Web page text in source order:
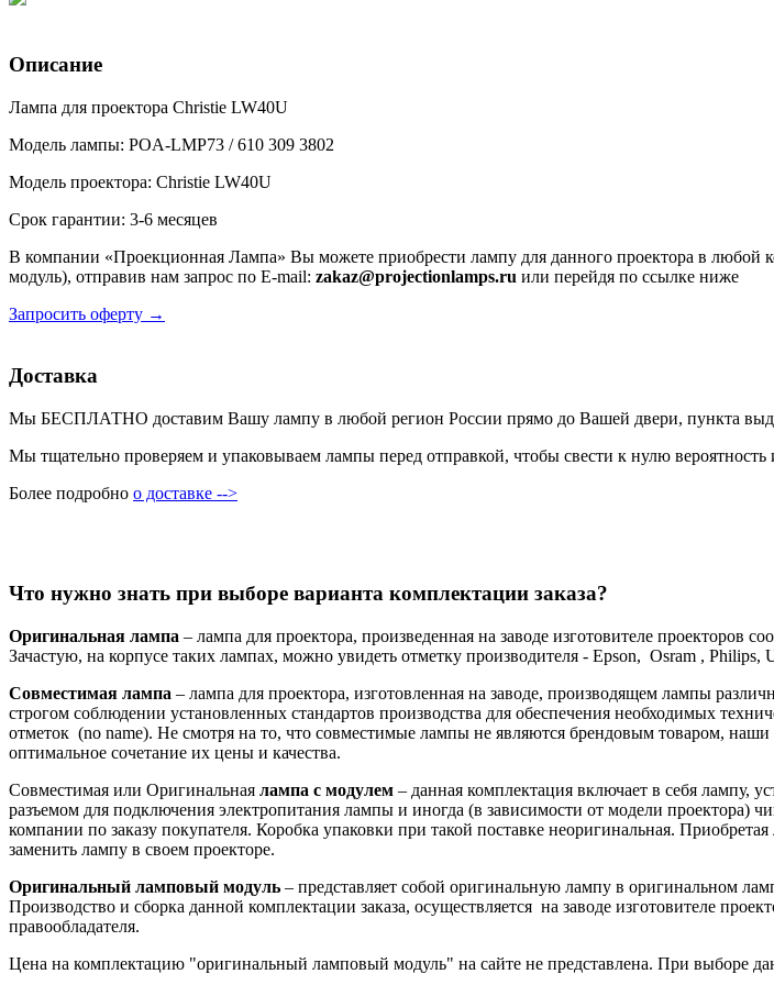
Описание
Лампа для проектора Christie LW40U
Модель лампы: POA-LMP73 / 610 309 3802
Модель проектора: Christie LW40U
Срок гарантии: 3-6 месяцев
В компании «Проекционная Лампа» Вы можете приобрести лампу для данного проектора в
модуль), отправив нам запрос по E-mail: zakaz@projectionlamps.ru или перейдя по ссылке ниже
Запросить оферту →
Доставка
Мы БЕСПЛАТНО доставим Вашу лампу в любой регион России прямо до Вашей двери, пункта
Мы тщательно проверяем и упаковываем лампы перед отправкой, чтобы свести к нулю
Более подробно о доставке -->
Что нужно знать при выборе варианта комплектации заказа?
Оригинальная лампа – лампа для проектора, произведенная на заводе изготовителе проекторов
Зачастую, на корпусе таких лампах, можно увидеть отметку производителя - Epson, Osram , Philips,
Совместимая лампа – лампа для проектора, изготовленная на заводе, производящем лампы
строгом соблюдении установленных стандартов производства для обеспечения необходимых
отметок (no name). Не смотря на то, что совместимые лампы не являются брендовым товаром,
оптимальное сочетание их цены и качества.
Совместимая или Оригинальная лампа с модулем – данная комплектация включает в себя лампу,
разъемом для подключения электропитания лампы и иногда (в зависимости от модели проектора)
компании по заказу покупателя. Коробка упаковки при такой поставке неоригинальная.
заменить лампу в своем проекторе.
Оригинальный ламповый модуль – представляет собой оригинальную лампу в оригинальном
Производство и сборка данной комплектации заказа, осуществляется на заводе изготовителе
правообладателя.
Цена на комплектацию "оригинальный ламповый модуль" на сайте не представлена. При выборе